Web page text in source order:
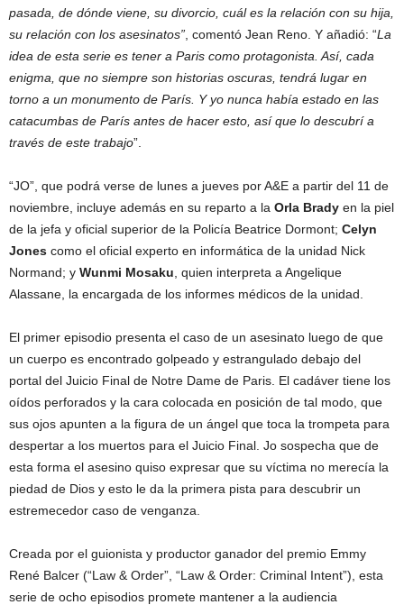
pasada, de dónde viene, su divorcio, cuál es la relación con su hija,
su relación con los asesinatos” , comentó Jean Reno. Y añadió: “La
idea de esta serie es tener a Paris como protagonista. Así, cada
enigma, que no siempre son historias oscuras, tendrá lugar en
torno a un monumento de París. Y yo nunca había estado en las
catacumbas de París antes de hacer esto, así que lo descubrí a
través de este trabajo”.
“JO”, que podrá verse de lunes a jueves por A&E a partir del 11 de
noviembre, incluye además en su reparto a la Orla Brady en la piel
de la jefa y oficial superior de la Policía Beatrice Dormont; Celyn
Jones como el oficial experto en informática de la unidad Nick
Normand; y Wunmi Mosaku , quien interpreta a Angelique
Alassane, la encargada de los informes médicos de la unidad.
El primer episodio presenta el caso de un asesinato luego de que
un cuerpo es encontrado golpeado y estrangulado debajo del
portal del Juicio Final de Notre Dame de Paris. El cadáver tiene los
oídos perforados y la cara colocada en posición de tal modo, que
sus ojos apunten a la figura de un ángel que toca la trompeta para
despertar a los muertos para el Juicio Final. Jo sospecha que de
esta forma el asesino quiso expresar que su víctima no merecía la
piedad de Dios y esto le da la primera pista para descubrir un
estremecedor caso de venganza.
Creada por el guionista y productor ganador del premio Emmy
René Balcer (“Law & Order”, “Law & Order: Criminal Intent”), esta
serie de ocho episodios promete mantener a la audiencia